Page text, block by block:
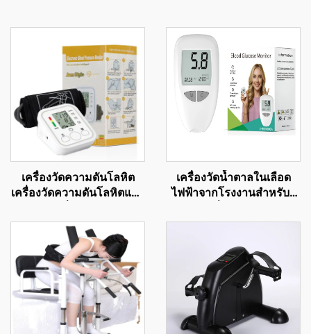
เครื่องวัดความดันโลหิต
เครื่องวัดความดันโลหิตแบบ
เครื่องวัดความดันโลหิตแบบ
USB
เครื่องวัดน้ำตาลในเลือด
ไฟฟ้าจากโรงงานสำหรับผู้
น้ำตาลในเลือดสูง พร้อมชุด
เครื่องติดตามสุขภาพและ
การวิเคราะห์